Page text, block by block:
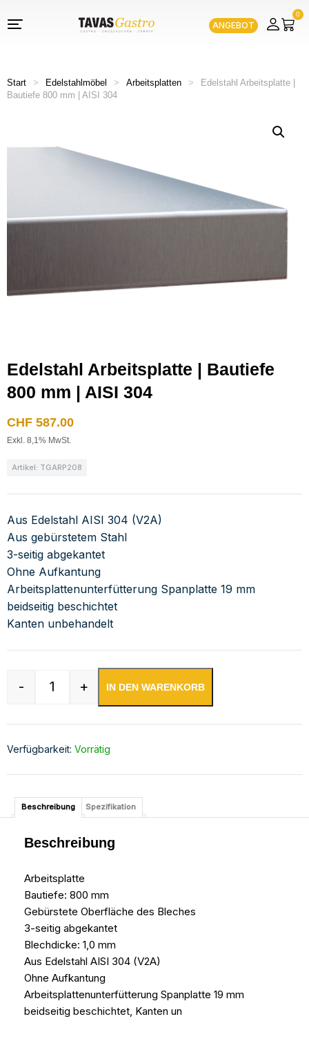
ANGEBOT
0
Start > Edelstahlmöbel > Arbeitsplatten >
Edelstahl Arbeitsplatte |
Bautiefe 800 mm | AISI 304
Edelstahl Arbeitsplatte | Bautiefe
800 mm | AISI 304
CHF 587.00
Exkl. 8,1% MwSt.
Artikel: TGARP208
Aus Edelstahl AISI 304 (V2A)
Aus gebürstetem Stahl
3-seitig abgekantet
Ohne Aufkantung
Arbeitsplattenunterfütterung Spanplatte 19 mm
beidseitig beschichtet
Kanten unbehandelt
Edelstahl Arbeitsplatte | Bautiefe 800 mm | AISI
- + IN DEN WARENKORB
Verfügbarkeit: Vorrätig
Beschreibung Spezifikation
Beschreibung
Arbeitsplatte
Bautiefe: 800 mm
Gebürstete Oberfläche des Bleches
3-seitig abgekantet
Blechdicke: 1,0 mm
Aus Edelstahl AISI 304 (V2A)
Ohne Aufkantung
Arbeitsplattenunterfütterung Spanplatte 19 mm
beidseitig beschichtet, Kanten un